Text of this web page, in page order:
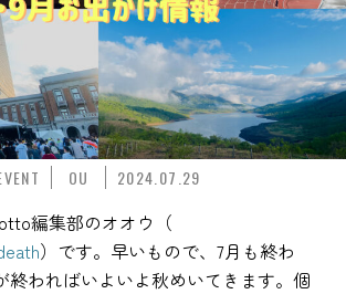
OU 2024.07.29
編集部のオオウ（
）です。早いもので、7月も終わ
終わればいよいよ秋めいてきます。個